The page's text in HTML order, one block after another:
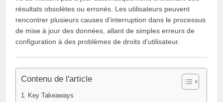
résultats obsolètes ou erronés. Les utilisateurs peuvent
rencontrer plusieurs causes d’interruption dans le processus
de mise à jour des données, allant de simples erreurs de
configuration à des problèmes de droits d’utilisateur.
Contenu de l'article
Key Takeaways